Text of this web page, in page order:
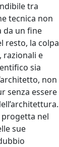
tra
tecnica non
da un fine
resto, la colpa
razionali e
sia
non
senza essere
progetta nel
sue